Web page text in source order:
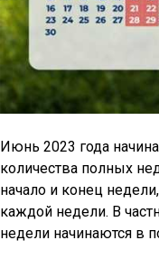
Июнь 2023 года
количества полных
начало и конец
каждой недели. В
недели начинаются в